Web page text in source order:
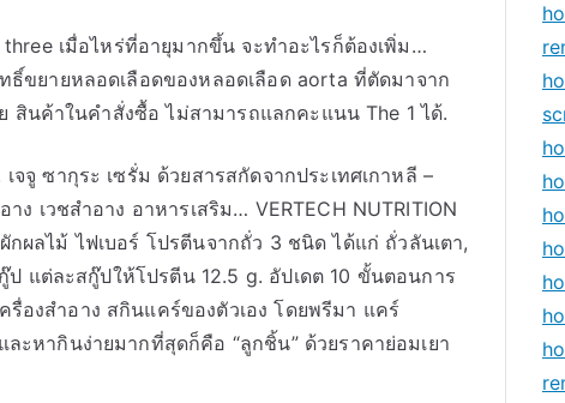
เมื่อไหร่ที่อายุมากขึ้น จะทำอะไรก็ต้องเพิ่ม…
ขยายหลอดเลือดของหลอดเลือด aorta ที่ตัดมาจาก
นค้าในคำสั่งซื้อ ไม่สามารถแลกคะแนน The 1 ได้.
จู ซากุระ เซรั่ม ด้วยสารสกัดจากประเทศเกาหลี –
เวชสำอาง อาหารเสริม… VERTECH NUTRITION
ผลไม้ ไฟเบอร์ โปรตีนจากถั่ว 3 ชนิด ได้แก่ ถั่วลันเตา,
แต่ละสกู๊ปให้โปรตีน 12.5 g. อัปเดต 10 ขั้นตอนการ
องสำอาง สกินแคร์ของตัวเอง โดยพรีมา แคร์
ะหากินง่ายมากที่สุดก็คือ “ลูกชิ้น” ด้วยราคาย่อมเยา